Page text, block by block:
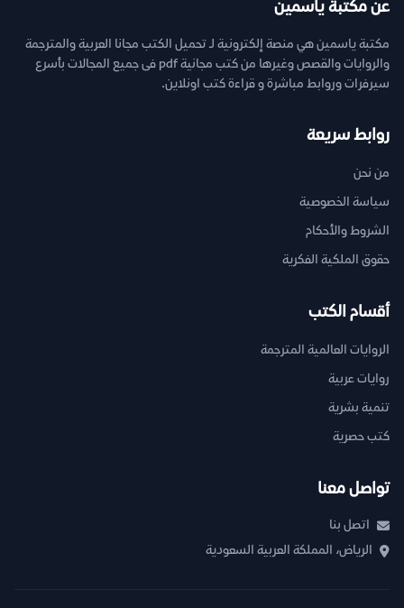
عن مكتبة ياسمين
مكتبة ياسمين هي منصة إلكترونية لـ تحميل الكتب مجانا العربية والمترجمة
والروايات والقصص وغيرها من كتب مجانية pdf فى جميع المجالات بأسرع
سيرفرات وروابط مباشرة و قراءة كتب اونلاين.
روابط سريعة
من نحن
سياسة الخصوصية
الشروط والأحكام
حقوق الملكية الفكرية
أقسام الكتب
الروايات العالمية المترجمة
روايات عربية
تنمية بشرية
كتب حصرية
تواصل معنا
اتصل بنا
الرياض، المملكة العربية السعودية